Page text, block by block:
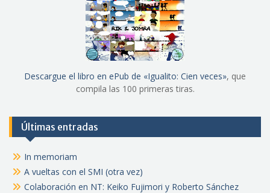
Descargue el libro en ePub de «Igualito: Cien veces», que
compila las 100 primeras tiras.
Últimas entradas
In memoriam
A vueltas con el SMI (otra vez)
Colaboración en NT: Keiko Fujimori y Roberto Sánchez